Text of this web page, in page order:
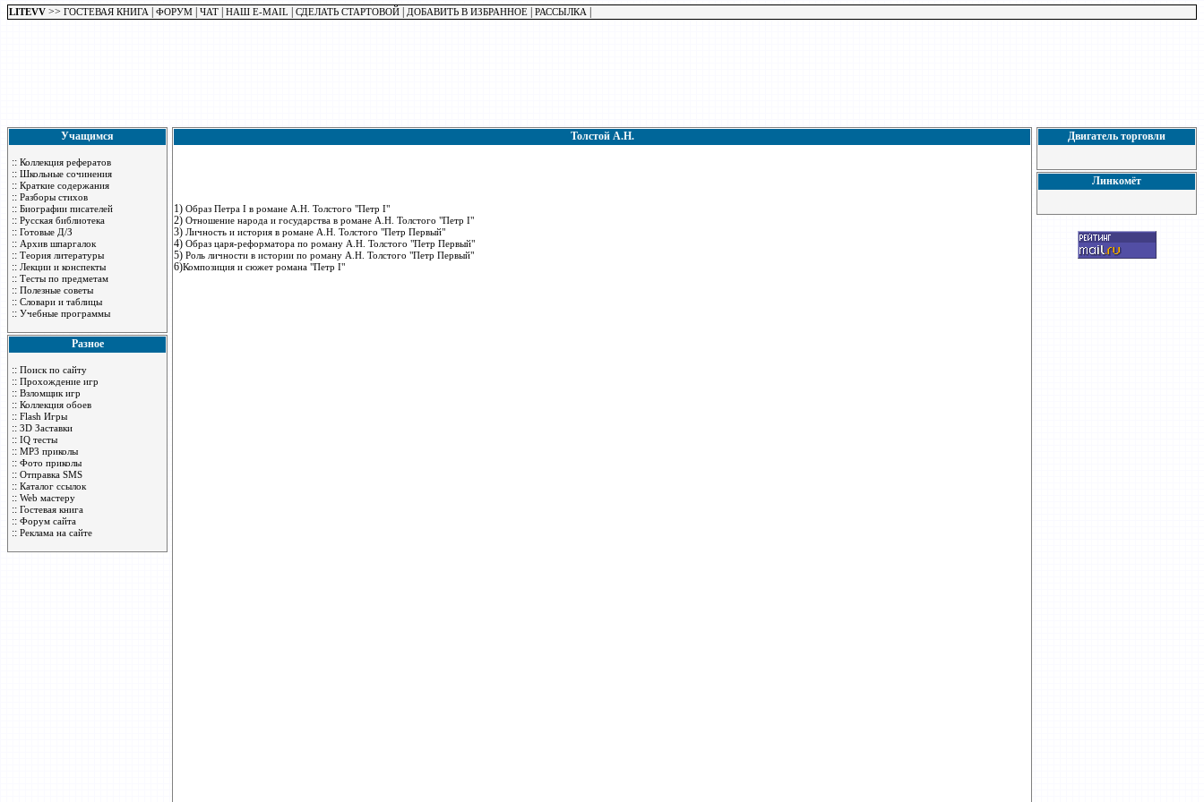
LITEVV >> ГОСТЕВАЯ КНИГА ФОРУМ ЧАТ НАШ E-MAIL СДЕЛАТЬ СТАРТОВОЙ ДОБАВИТЬ В ИЗБРАННОЕ РАССЫЛКА
Учащимся
:: Коллекция рефератов
:: Школьные сочинения
:: Краткие содержания
:: Разборы стихов
:: Биографии писателей
:: Русская библиотека
:: Готовые Д/З
:: Архив шпаргалок
:: Теория литературы
:: Лекции и конспекты
:: Тесты по предметам
:: Полезные советы
:: Словари и таблицы
:: Учебные программы
Разное
:: Поиск по сайту
:: Прохождение игр
:: Взломщик игр
:: Коллекция обоев
:: Flash Игры
:: 3D Заставки
:: IQ тесты
:: MP3 приколы
:: Фото приколы
:: Отправка SMS
:: Каталог ссылок
:: Web мастеру
:: Гостевая книга
:: Форум сайта
:: Реклама на сайте
Толстой А.Н.
1) Образ Петра I в романе А.Н. Толстого "Петр I"
2) Отношение народа и государства в романе А.Н. Толстого "Петр I"
3) Личность и история в романе А.Н. Толстого "Петр Первый"
4) Образ царя-реформатора по роману А.Н. Толстого "Петр Первый"
5) Роль личности в истории по роману А.Н. Толстого "Петр Первый"
6)Композиция и сюжет романа "Петр I"
Двигатель торговли
Линкомёт